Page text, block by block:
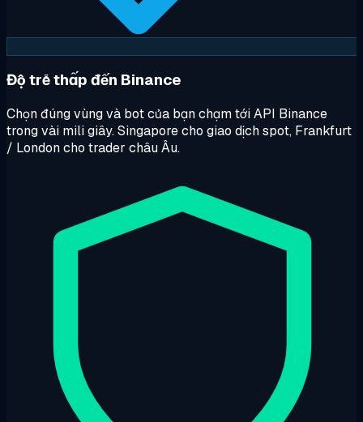
Độ trễ thấp đến Binance
Chọn đúng vùng và bot của bạn chạm tới API Binance
trong vài mili giây. Singapore cho giao dịch spot, Frankfurt
/ London cho trader châu Âu.